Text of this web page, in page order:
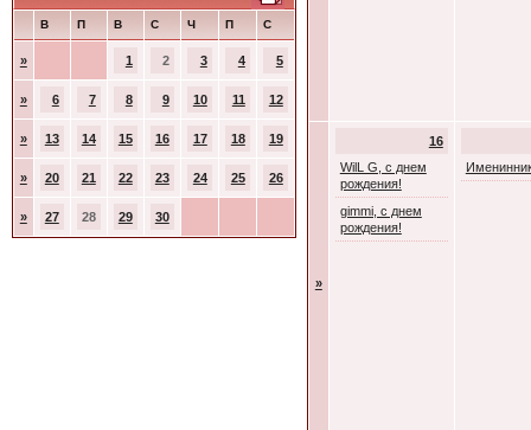
В П В С Ч П С
» 1 2 3 4 5
» 6 7 8 9 10 11 12
» 13 14 15 16 17 18 19
» 20 21 22 23 24 25 26
» 27 28 29 30
»
16
WilL G, с днем
рождения!
gimmi, с днем
рождения!